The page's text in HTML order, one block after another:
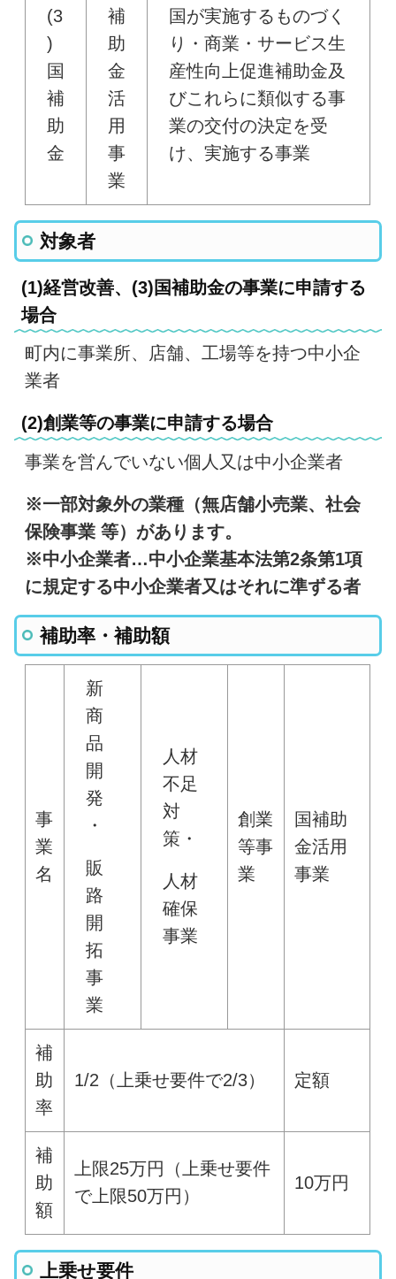
(3
)
国
補
助
金
補
助
金
活
用
事
業
国が実施するものづく
り・商業・サービス生
産性向上促進補助金及
びこれらに類似する事
業の交付の決定を受
け、実施する事業
対象者
(1)経営改善、(3)国補助金の事業に申請する
場合
町内に事業所、店舗、工場等を持つ中小企
業者
(2)創業等の事業に申請する場合
事業を営んでいない個人又は中小企業者
※一部対象外の業種（無店舗小売業、社会
保険事業 等）があります。
※中小企業者…中小企業基本法第2条第1項
に規定する中小企業者又はそれに準ずる者
補助率・補助額
事
業
名
新
商
品
開
発
・
販
路
開
拓
事
業
人材
不足
対
策・
人材
確保
事業
創業
等事
業
国補助
金活用
事業
補
助
率
1/2（上乗せ要件で2/3） 定額
補
助
額
上限25万円（上乗せ要件
で上限50万円）
10万円
上乗せ要件